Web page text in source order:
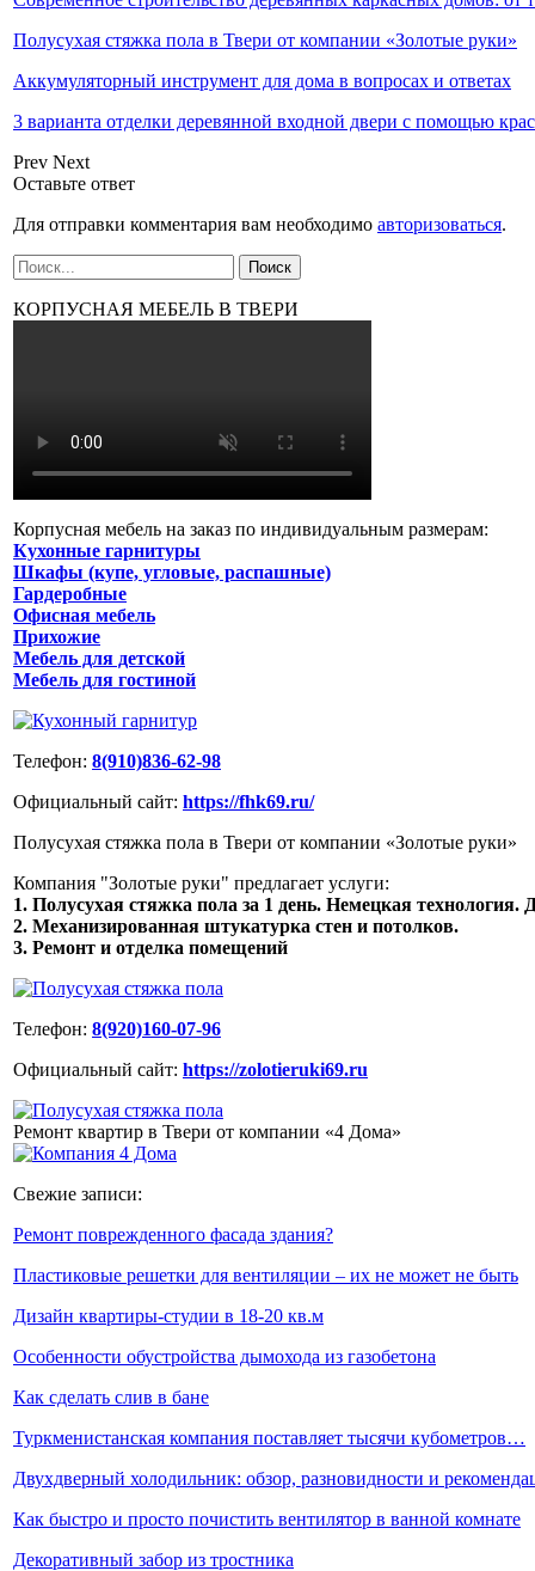
Полусухая стяжка пола в Твери от компании «Золотые руки»
Аккумуляторный инструмент для дома в вопросах и ответах
3 варианта отделки деревянной входной двери с помощью
Prev Next
Оставьте ответ
Для отправки комментария вам необходимо авторизоваться.
КОРПУСНАЯ МЕБЕЛЬ В ТВЕРИ
Корпусная мебель на заказ по индивидуальным размерам:
Кухонные гарнитуры
Шкафы (купе, угловые, распашные)
Гардеробные
Офисная мебель
Прихожие
Мебель для детской
Мебель для гостиной
Телефон: 8(910)836-62-98
Официальный сайт: https://fhk69.ru/
Полусухая стяжка пола в Твери от компании «Золотые руки»
Компания "Золотые руки" предлагает услуги:
1. Полусухая стяжка пола за 1 день. Немецкая технология.
2. Механизированная штукатурка стен и потолков.
3. Ремонт и отделка помещений
Телефон: 8(920)160-07-96
Официальный сайт: https://zolotieruki69.ru
Ремонт квартир в Твери от компании «4 Дома»
Свежие записи:
Ремонт поврежденного фасада здания?
Пластиковые решетки для вентиляции – их не может не быть
Дизайн квартиры-студии в 18-20 кв.м
Особенности обустройства дымохода из газобетона
Как сделать слив в бане
Туркменистанская компания поставляет тысячи кубометров…
Двухдверный холодильник: обзор, разновидности и
Как быстро и просто почистить вентилятор в ванной комнате
Декоративный забор из тростника